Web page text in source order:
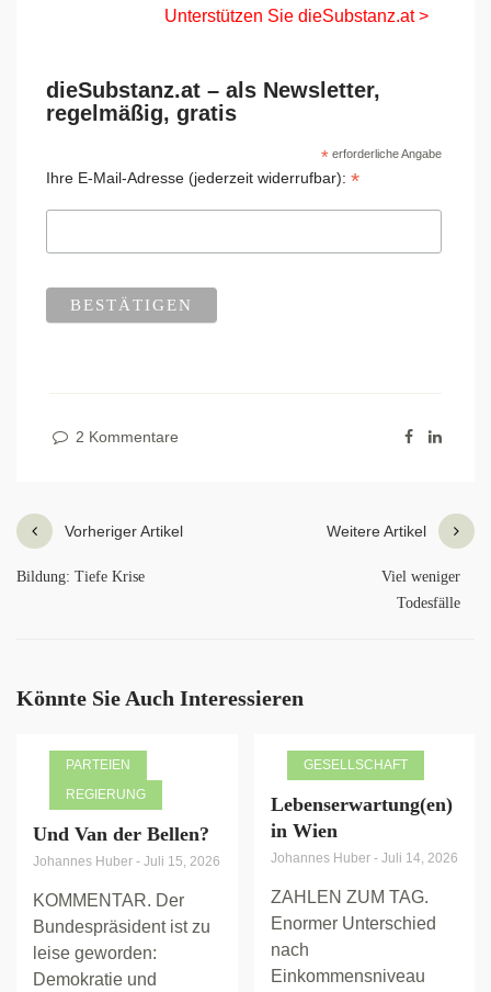
Unterstützen Sie dieSubstanz.at >
dieSubstanz.at – als Newsletter,
regelmäßig, gratis
*erforderliche Angabe
Ihre E-Mail-Adresse (jederzeit widerrufbar): *
2 Kommentare
Vorheriger Artikel
Bildung: Tiefe Krise
Weitere Artikel
Viel weniger
Todesfälle
Könnte Sie Auch Interessieren
PARTEIEN
REGIERUNG
Und Van der Bellen?
Johannes Huber - Juli 15, 2026
KOMMENTAR. Der
Bundespräsident ist zu
leise geworden:
Demokratie und
GESELLSCHAFT
Lebenserwartung(en)
in Wien
Johannes Huber - Juli 14, 2026
ZAHLEN ZUM TAG.
Enormer Unterschied
nach
Einkommensniveau